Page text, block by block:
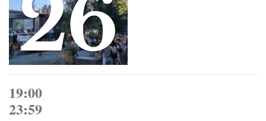
19:00
23:59